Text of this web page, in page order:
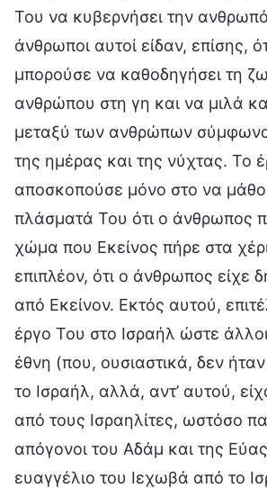
Του να κυβερνήσει την
άνθρωποι αυτοί είδαν, επίσης,
μπορούσε να καθοδηγήσει τη
ανθρώπου στη γη και να μιλά
μεταξύ των ανθρώπων
της ημέρας και της νύχτας. Το
αποσκοπούσε μόνο στο να
πλάσματά Του ότι ο άνθρωπος
χώμα που Εκείνος πήρε στα
επιπλέον, ότι ο άνθρωπος είχε
από Εκείνον. Εκτός αυτού,
έργο Του στο Ισραήλ ώστε
έθνη (που, ουσιαστικά, δεν
το Ισραήλ, αλλά, αντ’ αυτού,
από τους Ισραηλίτες, ωστόσο
απόγονοι του Αδάμ και της
ευαγγέλιο του Ιεχωβά από το